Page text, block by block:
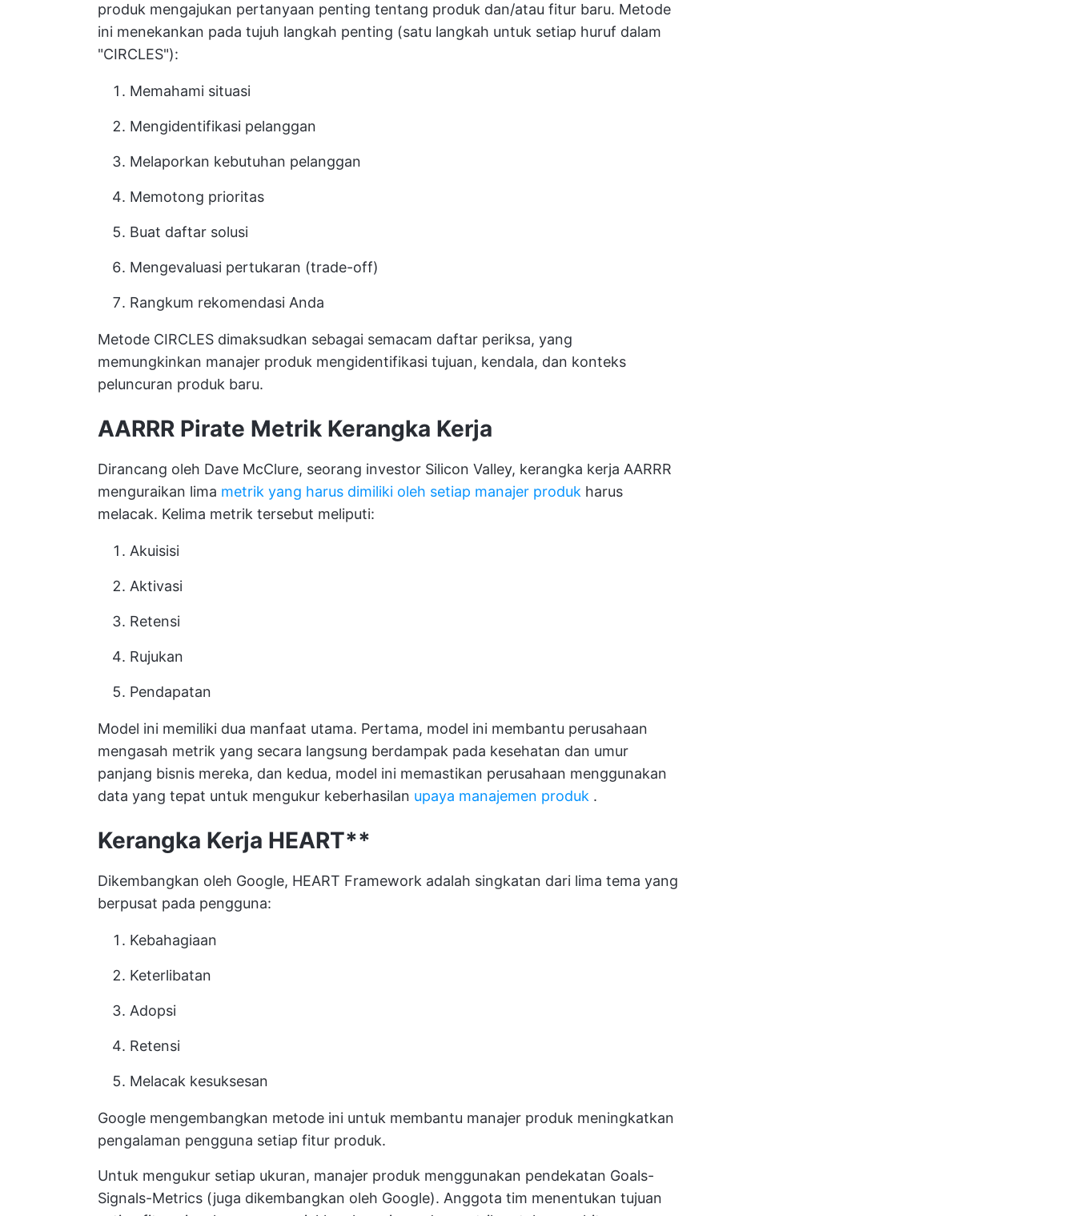
produk mengajukan pertanyaan penting tentang produk dan/atau fitur baru. Metode
ini menekankan pada tujuh langkah penting (satu langkah untuk setiap huruf dalam
"CIRCLES"):
Memahami situasi
Mengidentifikasi pelanggan
Melaporkan kebutuhan pelanggan
Memotong prioritas
Buat daftar solusi
Mengevaluasi pertukaran (trade-off)
Rangkum rekomendasi Anda
Metode CIRCLES dimaksudkan sebagai semacam daftar periksa, yang
memungkinkan manajer produk mengidentifikasi tujuan, kendala, dan konteks
peluncuran produk baru.
AARRR Pirate Metrik Kerangka Kerja
Dirancang oleh Dave McClure, seorang investor Silicon Valley, kerangka kerja AARRR
menguraikan lima metrik yang harus dimiliki oleh setiap manajer produk harus
melacak. Kelima metrik tersebut meliputi:
Akuisisi
Aktivasi
Retensi
Rujukan
Pendapatan
Model ini memiliki dua manfaat utama. Pertama, model ini membantu perusahaan
mengasah metrik yang secara langsung berdampak pada kesehatan dan umur
panjang bisnis mereka, dan kedua, model ini memastikan perusahaan menggunakan
data yang tepat untuk mengukur keberhasilan upaya manajemen produk .
Kerangka Kerja HEART**
Dikembangkan oleh Google, HEART Framework adalah singkatan dari lima tema yang
berpusat pada pengguna:
Kebahagiaan
Keterlibatan
Adopsi
Retensi
Melacak kesuksesan
Google mengembangkan metode ini untuk membantu manajer produk meningkatkan
pengalaman pengguna setiap fitur produk.
Untuk mengukur setiap ukuran, manajer produk menggunakan pendekatan Goals-
Signals-Metrics (juga dikembangkan oleh Google). Anggota tim menentukan tujuan